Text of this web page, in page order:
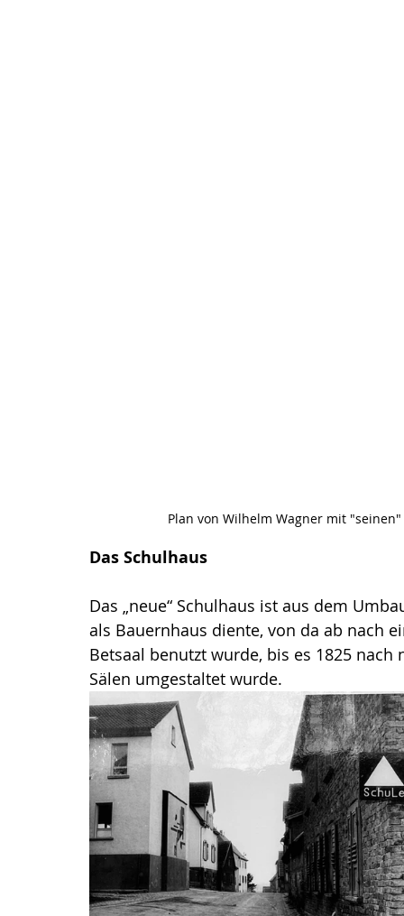
Plan von Wilhelm Wagner mit
Das Schulhaus
Das „neue“ Schulhaus ist aus dem
als Bauernhaus diente, von da ab nach
Betsaal benutzt wurde, bis es 1825
Sälen umgestaltet wurde.